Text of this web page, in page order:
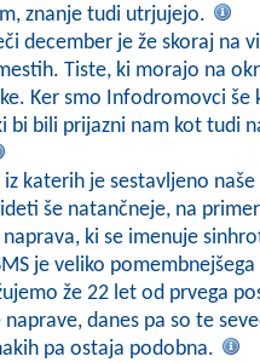
znanje tudi utrjujejo.
december je že skoraj na
Tiste, ki morajo na
Ker smo Infodromovci še
bi bili prijazni nam kot tudi
katerih je sestavljeno
še natančneje, na
ki se imenuje
je veliko
že 22 let od prvega
danes pa so te
pa ostaja podobna.